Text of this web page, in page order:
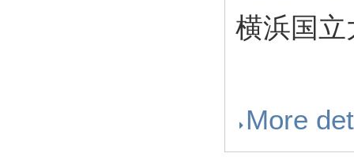
横浜国
More